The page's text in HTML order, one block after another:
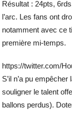
Résultat : 24pts,
l’arc. Les fans ont
notamment avec ce
première mi-temps.
https://twitter.com/
S’il n’a pu
souligner le talent
ballons perdus).